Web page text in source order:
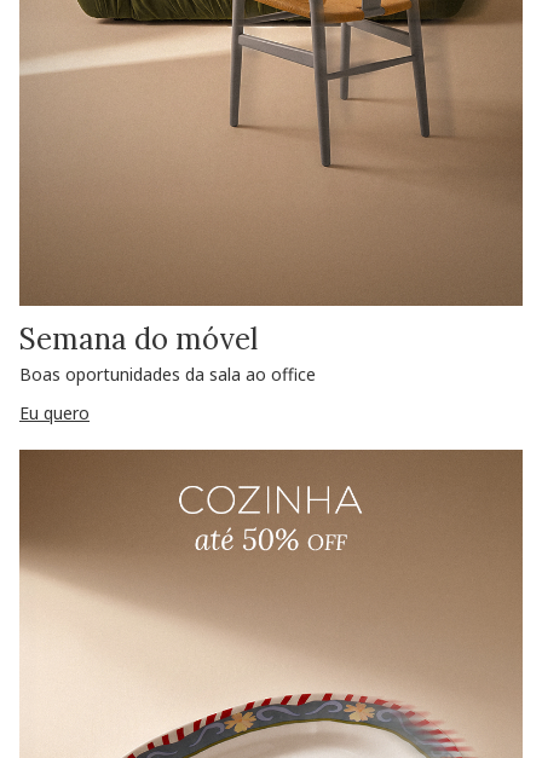
Semana do móvel
Boas oportunidades da sala ao office
Eu quero